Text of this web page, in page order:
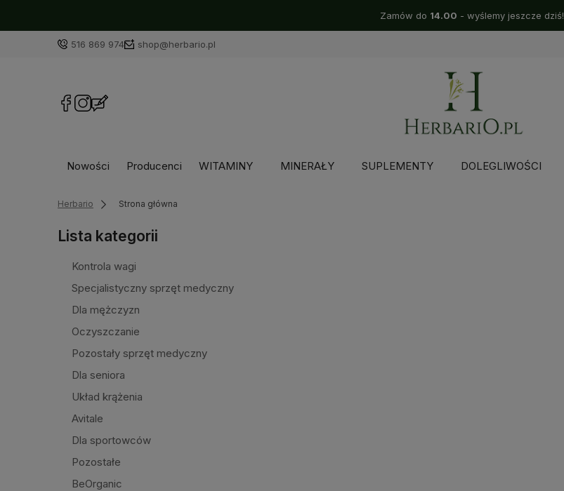
Zamów do 14.00 - wyślemy jeszcze dziś!
516 869 974 shop@herbario.pl
Nowości Producenci WITAMINY MINERAŁY SUPLEMENTY DOLEGLIWOŚCI
Herbario Strona główna
Lista kategorii
Kontrola wagi
Specjalistyczny sprzęt medyczny
Dla mężczyzn
Oczyszczanie
Pozostały sprzęt medyczny
Dla seniora
Układ krążenia
Avitale
Dla sportowców
Pozostałe
BeOrganic